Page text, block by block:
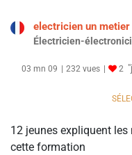
electricien un
Électricien-
03 mn 09 232 vues 2
12 jeunes expliquent
cette formation